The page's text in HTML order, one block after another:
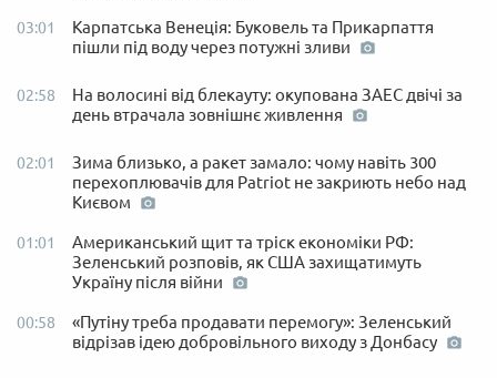
03:01
Карпатська Венеція: Буковель та Прикарпаття
пішли під воду через потужні зливи
02:58
На волосині від блекауту: окупована ЗАЕС двічі за
день втрачала зовнішнє живлення
02:01
Зима близько, а ракет замало: чому навіть 300
перехоплювачів для Patriot не закриють небо над
Києвом
01:01
Американський щит та тріск економіки РФ:
Зеленський розповів, як США захищатимуть
Україну після війни
00:58
«Путіну треба продавати перемогу»: Зеленський
відрізав ідею добровільного виходу з Донбасу